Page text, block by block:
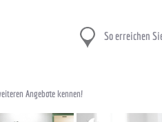
So erreichen
Angebote kennen!